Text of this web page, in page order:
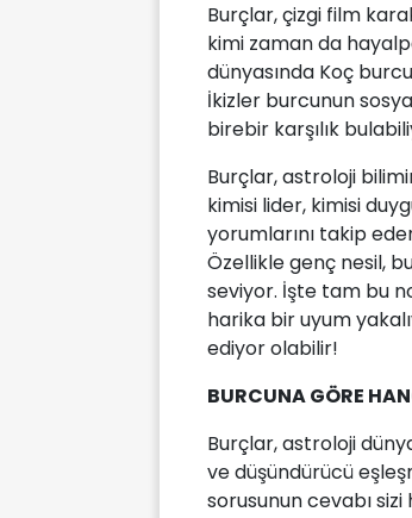
Burçlar, çizgi film
kimi zaman da
dünyasında Koç
İkizler burcunun
birebir karşılık
Burçlar, astroloji
kimisi lider, kimisi
yorumlarını takip
Özellikle genç nesil,
seviyor. İşte tam bu
harika bir uyum
ediyor olabilir!
BURCUNA GÖRE
Burçlar, astroloji
ve düşündürücü
sorusunun cevabı